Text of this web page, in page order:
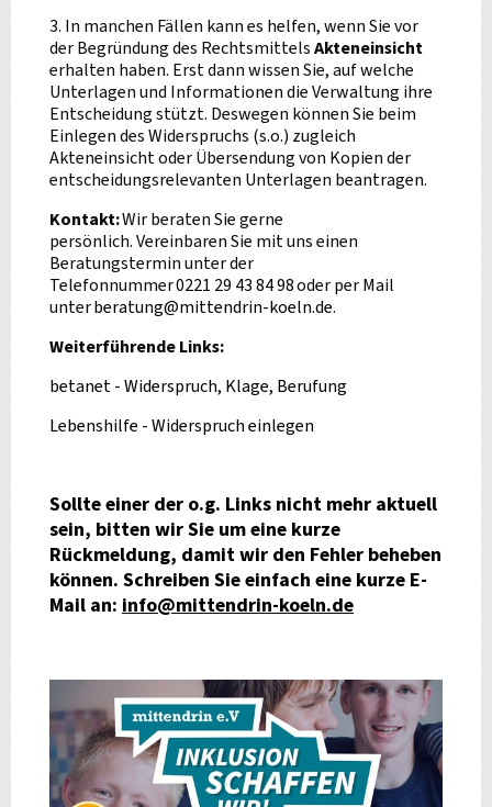
3. In manchen Fällen kann es helfen, wenn Sie vor
der Begründung des RechtsmittelsAkteneinsicht
erhalten haben. Erst dann wissen Sie, auf welche
Unterlagen und Informationen die Verwaltung ihre
Entscheidung stützt. Deswegen können Sie beim
Einlegen des Widerspruchs (s.o.) zugleich
Akteneinsicht oder Übersendung von Kopien der
entscheidungsrelevanten Unterlagen beantragen.
Kontakt:Wir beraten Sie gerne
persönlich. Vereinbaren Sie mit uns einen
Beratungstermin unter der
Telefonnummer0221 29 43 84 98oder per Mail
unterberatung@mittendrin-koeln.de.
Weiterführende Links:
betanet - Widerspruch, Klage, Berufung
Lebenshilfe - Widerspruch einlegen
Sollte einer der o.g. Links nicht mehr aktuell
sein, bitten wir Sie um eine kurze
Rückmeldung, damit wir den Fehler beheben
können. Schreiben Sie einfach eine kurze E-
Mail an: info@mittendrin-koeln.de